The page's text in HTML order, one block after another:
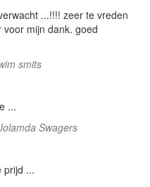
...!!!! zeer te vreden
mijn dank. goed
smits
...
Swagers
prijd ...